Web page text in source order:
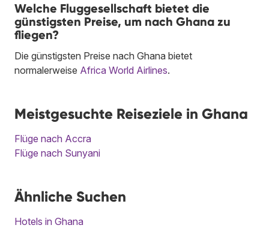
Welche Fluggesellschaft bietet die
günstigsten Preise, um nach Ghana zu
fliegen?
Die günstigsten Preise nach Ghana bietet
normalerweise Africa World Airlines.
Meistgesuchte Reiseziele in Ghana
Flüge nach Accra
Flüge nach Sunyani
Ähnliche Suchen
Hotels in Ghana